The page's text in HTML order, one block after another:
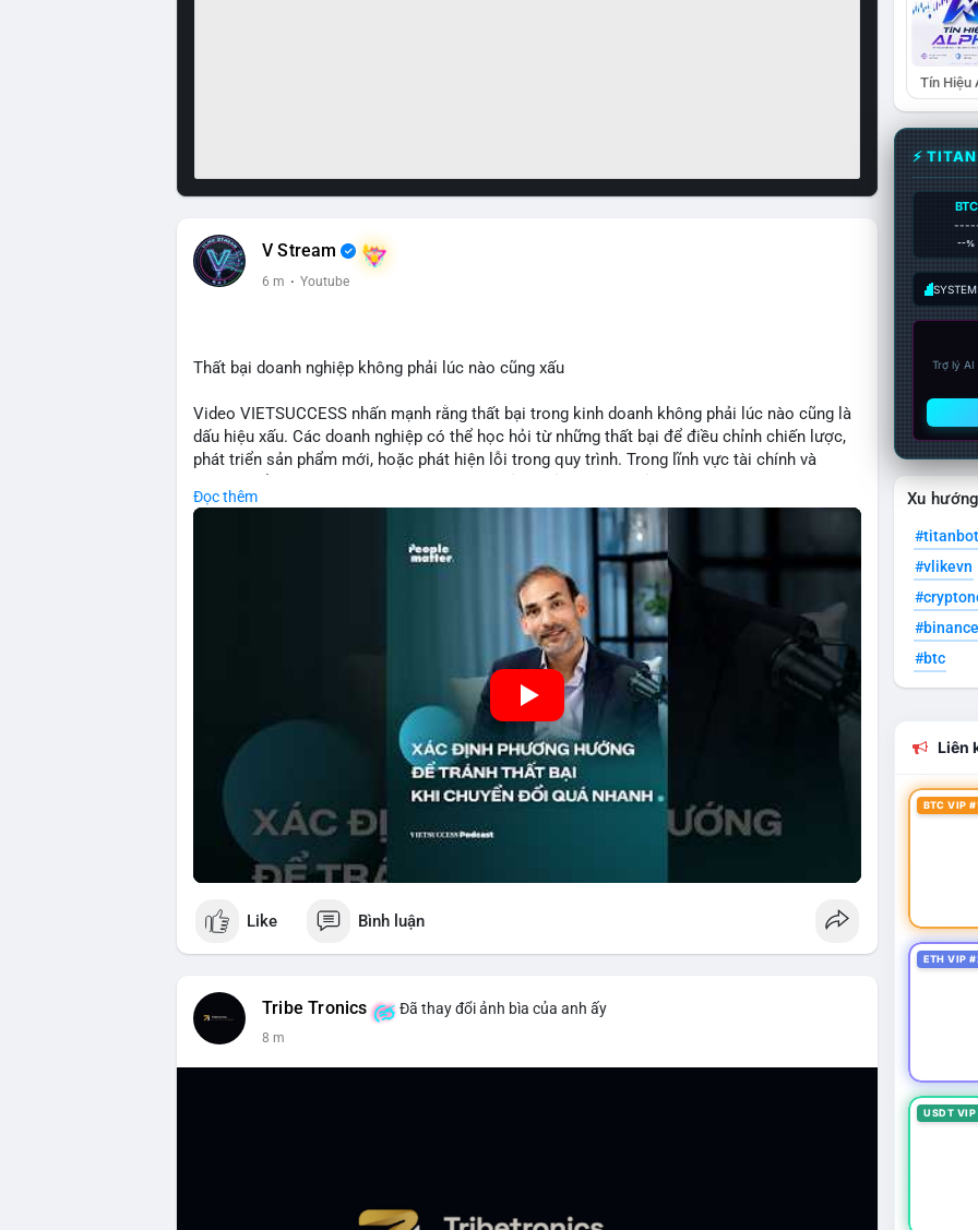
V Stream
6 m · Youtube
Thất bại doanh nghiệp không phải lúc nào cũng xấu
Video VIETSUCCESS nhấn mạnh rằng thất bại trong kinh doanh không phải lúc nào cũng là
dấu hiệu xấu. Các doanh nghiệp có thể học hỏi từ những thất bại để điều chỉnh chiến lược,
phát triển sản phẩm mới, hoặc phát hiện lỗi trong quy trình. Trong lĩnh vực tài chính và
này đặc biệt quan trọng khi áp dụng vào các mô hình kinh doanh mới hoặc đầu tư vào dự án
Đọc thêm
Like Bình luận
Tribe Tronics Đã thay đổi ảnh bìa của anh ấy
8 m
Tín Hiệu
⚡
BTC
--%
Trợ lý
Xu
#titanbot
#vlikevn
#btc
Liên
BTC VIP
ETH VIP
USDT